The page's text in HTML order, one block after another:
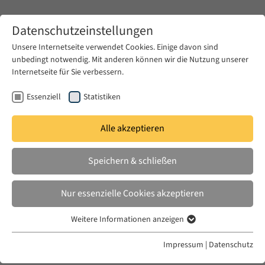
Zum Hauptinhalt springen
KHALIL, GEORGES
What Makes a Man? Welcome
ICI-EUME Workshop »What Makes a Man?«, 18
Datenschutzeinstellungen
Unsere Internetseite verwendet Cookies. Einige davon sind
unbedingt notwendig. Mit anderen können wir die Nutzung unserer
Internetseite für Sie verbessern.
Essenziell Statistiken
Alle akzeptieren
Speichern & schließen
Nur essenzielle Cookies akzeptieren
Essenzielle Cookies werden für grundlegende Funktionen der
Weitere Informationen anzeigen
Impressum | Datenschutz